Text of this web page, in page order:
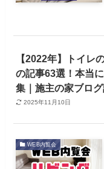
【2022年】トイレ
の記事63選！本当
集｜施主の家ブロ
2025年11月10日
WEB内覧会